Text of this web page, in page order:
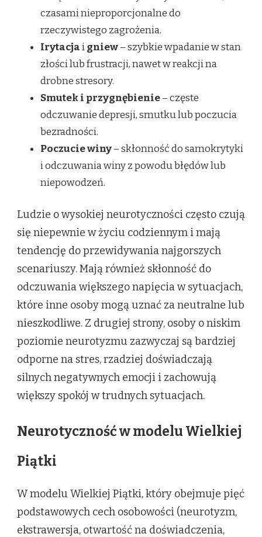
czasami nieproporcjonalne do
rzeczywistego zagrożenia.
Irytacjaigniew– szybkie wpadanie w stan
złości lub frustracji, nawet w reakcji na
drobne stresory.
Smutek i przygnębienie– częste
odczuwanie depresji, smutku lub poczucia
bezradności.
Poczucie winy– skłonność do samokrytyki
i odczuwania winy z powodu błędów lub
niepowodzeń.
Ludzie o wysokiej neurotyczności często czują
się niepewnie w życiu codziennym i mają
tendencję do przewidywania najgorszych
scenariuszy. Mają również skłonność do
odczuwania większego napięcia w sytuacjach,
które inne osoby mogą uznać za neutralne lub
nieszkodliwe. Z drugiej strony, osoby o niskim
poziomie neurotyzmu zazwyczaj są bardziej
odporne na stres, rzadziej doświadczają
silnych negatywnych emocji i zachowują
większy spokój w trudnych sytuacjach.
Neurotyczność w modelu Wielkiej
Piątki
W modelu Wielkiej Piątki, który obejmuje pięć
podstawowych cech osobowości (neurotyzm,
ekstrawersja, otwartość na doświadczenia,